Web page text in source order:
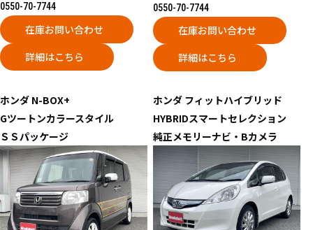
0550-70-7744
在庫お問い合わせ
詳細はこちら
0550-70-7744
在庫お問い合わせ
詳細はこちら
ホンダ N-BOX+
Gツートンカラースタイル
ＳＳパッケージ
ホンダ フィットハイブリッド
HYBRIDスマートセレクション
純正メモリーナビ・Bカメラ